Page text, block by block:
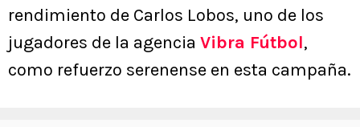
rendimiento de Carlos Lobos, uno de los
jugadores de la agencia Vibra Fútbol,
como refuerzo serenense en esta campaña.